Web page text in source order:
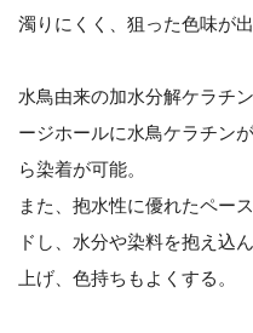
濁りにくく、狙った色味が
水鳥由来の加水分解ケラチ
ージホールに水鳥ケラチン
ら染着が可能。
また、抱水性に優れたペー
ドし、水分や染料を抱え込
上げ、色持ちもよくする。